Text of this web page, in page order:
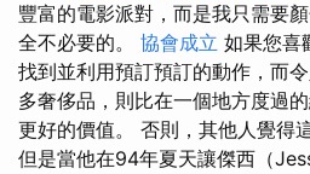
豐富的電影派對，而是我只需要
全不必要的。 協會成立 如果您喜
找到並利用預訂預訂的動作，而
多奢侈品，則比在一個地方度過
更好的價值。 否則，其他人覺得
但是當他在94年夏天讓傑西（